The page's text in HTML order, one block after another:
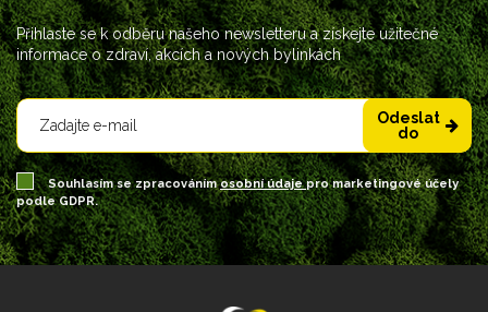
Přihlaste se k odběru našeho newsletteru a získejte užitečné
informace o zdraví, akcích a nových bylinkách
Odeslat
do
Souhlasím se zpracovánímosobní údajepro marketingové účely
podle GDPR.